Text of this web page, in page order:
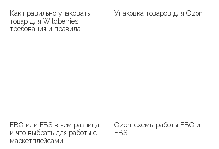
Как правильно упаковать
товар для Wildberries:
требования и правила
Упаковка товаров для Ozon
FBO или FBS в чем разница
и что выбрать для работы с
маркетплейсами
Ozon: схемы работы FBO и
FBS